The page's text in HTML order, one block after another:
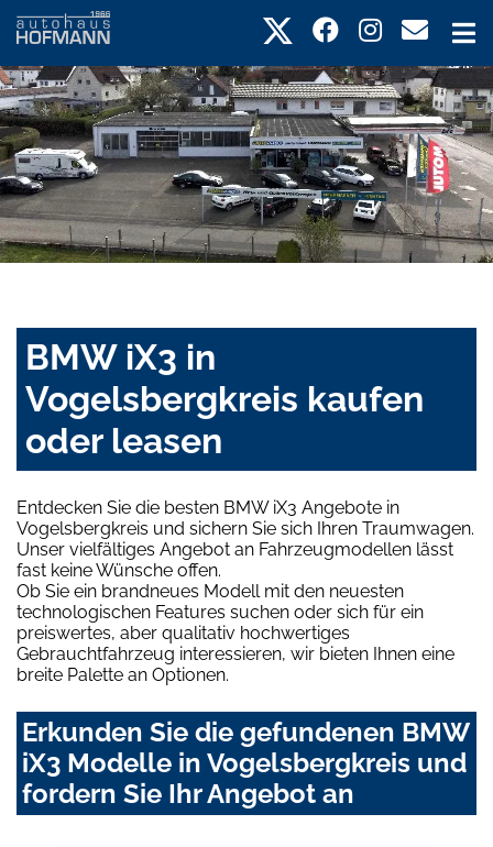
BMW iX3 in
Vogelsbergkreis kaufen
oder leasen
Entdecken Sie die besten BMW iX3 Angebote in
Vogelsbergkreis und sichern Sie sich Ihren Traumwagen.
Unser vielfältiges Angebot an Fahrzeugmodellen lässt
fast keine Wünsche offen.
Ob Sie ein brandneues Modell mit den neuesten
technologischen Features suchen oder sich für ein
preiswertes, aber qualitativ hochwertiges
Gebrauchtfahrzeug interessieren, wir bieten Ihnen eine
breite Palette an Optionen.
Erkunden Sie die gefundenen BMW
iX3 Modelle in Vogelsbergkreis und
fordern Sie Ihr Angebot an